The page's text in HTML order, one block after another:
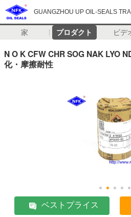
GUANGZHOU UP OIL-SEALS
家 プロダクト ビデ
N O K CFW CHR SOG NAK LYO
化・摩擦耐性
ベストプライス